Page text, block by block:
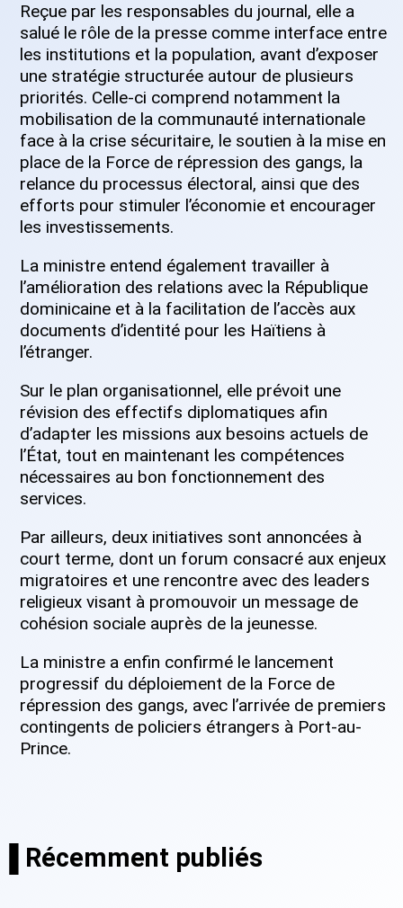
Reçue par les responsables du journal, elle a
salué le rôle de la presse comme interface entre
les institutions et la population, avant d’exposer
une stratégie structurée autour de plusieurs
priorités. Celle-ci comprend notamment la
mobilisation de la communauté internationale
face à la crise sécuritaire, le soutien à la mise en
place de la Force de répression des gangs, la
relance du processus électoral, ainsi que des
efforts pour stimuler l’économie et encourager
les investissements.
La ministre entend également travailler à
l’amélioration des relations avec la République
dominicaine et à la facilitation de l’accès aux
documents d’identité pour les Haïtiens à
l’étranger.
Sur le plan organisationnel, elle prévoit une
révision des effectifs diplomatiques afin
d’adapter les missions aux besoins actuels de
l’État, tout en maintenant les compétences
nécessaires au bon fonctionnement des
services.
Par ailleurs, deux initiatives sont annoncées à
court terme, dont un forum consacré aux enjeux
migratoires et une rencontre avec des leaders
religieux visant à promouvoir un message de
cohésion sociale auprès de la jeunesse.
La ministre a enfin confirmé le lancement
progressif du déploiement de la Force de
répression des gangs, avec l’arrivée de premiers
contingents de policiers étrangers à Port-au-
Prince.
▐ Récemment publiés